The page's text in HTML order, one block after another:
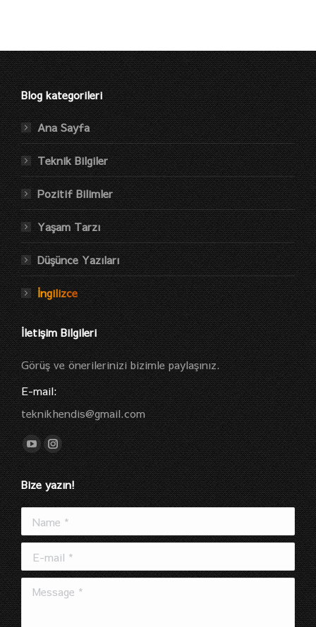
Blog kategorileri
Ana Sayfa
Teknik Bilgiler
Pozitif Bilimler
Yaşam Tarzı
Düşünce Yazıları
İngilizce
İletişim Bilgileri
Görüş ve önerilerinizi bizimle paylaşınız.
E-mail:
teknikhendis@gmail.com
Find us on:
YouTube
page
opens
in
new
window
Instagram
page
opens
in
new
window
Bize yazın!
Name *
E-mail *
Message *